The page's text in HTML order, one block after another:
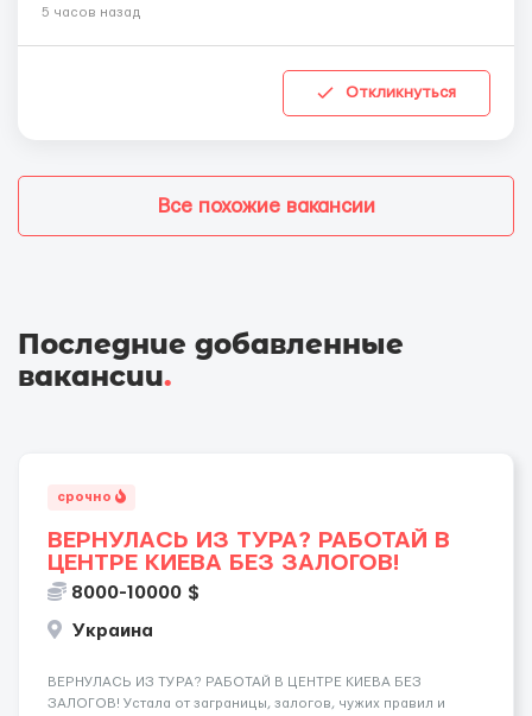
5 часов назад
Откликнуться
Все похожие вакансии
Последние добавленные
вакансии.
срочно
ВЕРНУЛАСЬ ИЗ ТУРА? РАБОТАЙ В
ЦЕНТРЕ КИЕВА БЕЗ ЗАЛОГОВ!
8000-10000 $
Украина
ВЕРНУЛАСЬ ИЗ ТУРА? РАБОТАЙ В ЦЕНТРЕ КИЕВА БЕЗ
ЗАЛОГОВ! Устала от заграницы, залогов, чужих правил и